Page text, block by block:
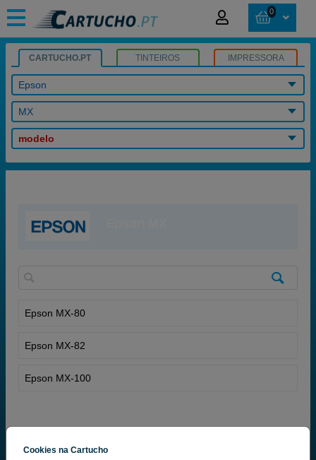
0
CARTUCHO.PT TINTEIROS IMPRESSORA
Epson
MX
modelo
Epson MX-80
Epson MX-82
Epson MX-100
Cookies na Cartucho